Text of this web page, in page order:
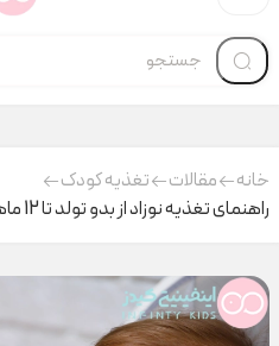
خانه مقالات
تغذیه کودک
راهنمای تغذیه نوزاد از بدو تولد تا 12 ماهگی